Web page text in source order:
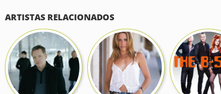
ARTISTAS RELACIONADOS